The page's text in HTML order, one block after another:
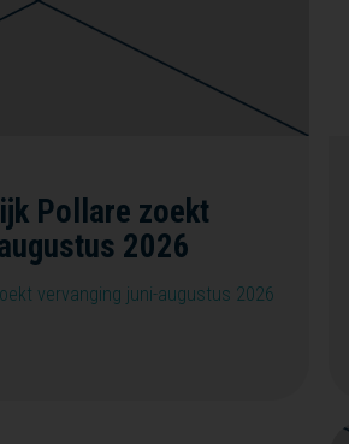
Pollare zoekt
2026
vervanging juni-augustus 2026